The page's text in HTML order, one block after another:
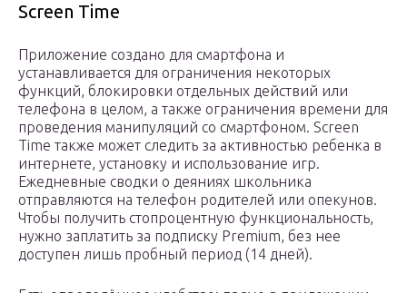
Screen Time
Приложение создано для смартфона и
устанавливается для ограничения некоторых
функций, блокировки отдельных действий или
телефона в целом, а также ограничения времени для
проведения манипуляций со смартфоном. Screen
Time также может следить за активностью ребенка в
интернете, установку и использование игр.
Ежедневные сводки о деяниях школьника
отправляются на телефон родителей или опекунов.
Чтобы получить стопроцентную функциональность,
нужно заплатить за подписку Premium, без нее
доступен лишь пробный период (14 дней).